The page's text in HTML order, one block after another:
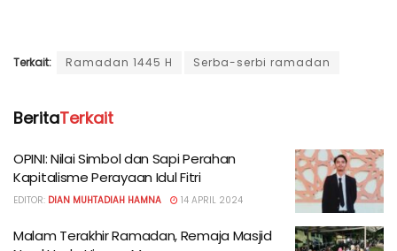
Terkait: Ramadan 1445 H Serba-serbi ramadan
BeritaTerkait
OPINI: Nilai Simbol dan Sapi Perahan
Kapitalisme Perayaan Idul Fitri
EDITOR: DIAN MUHTADIAH HAMNA 14 APRIL 2024
Malam Terakhir Ramadan, Remaja Masjid